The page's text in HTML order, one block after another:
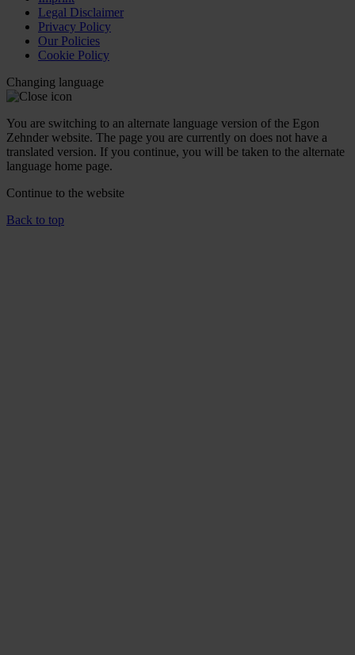
Legal Disclaimer
Privacy Policy
Our Policies
Cookie Policy
Changing language
You are switching to an alternate language version of the Egon
Zehnder website. The page you are currently on does not have a
translated version. If you continue, you will be taken to the alternate
language home page.
Continue to the website
Back to top